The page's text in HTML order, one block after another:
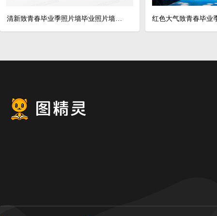
清新致青春毕业季照片墙毕业照片墙展板毕业季毕业照片墙设计 红色大气致青春毕业